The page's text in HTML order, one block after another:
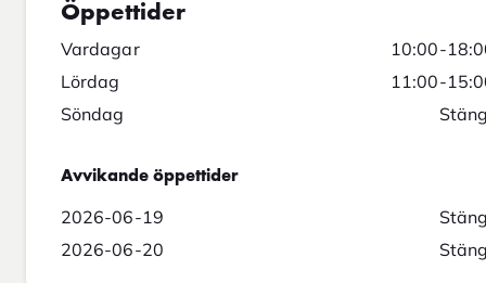
Öppettider
Vardagar
10:00-
Lördag
11:00-
Söndag
Avvikande öppettider
2026-06-19
2026-06-20